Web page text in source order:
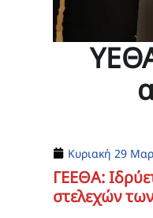
Κυριακή 29
ΓΕΕΘΑ:
στελεχών